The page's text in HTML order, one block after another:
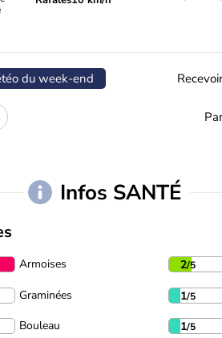
du week-end
Infos SANTÉ
Armoises 2/5
Graminées 1/5
Bouleau 1/5